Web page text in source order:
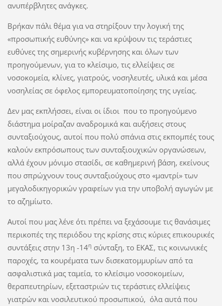
ανυπέρβλητες ανάγκες.
Βρήκαν πάλι θέμα για να στηρίξουν την λογική της
«προσωπικής ευθύνης» και να κρύψουν τις τεράστιες
ευθύνες της σημερινής κυβέρνησης και όλων των
προηγούμενων, για το κλείσιμο, τις ελλείψεις σε
νοσοκομεία, κλίνες, γιατρούς, νοσηλευτές, υλικά και μέσα
νοσηλείας σε όφελος εμπορευματοποίησης της υγείας.
Δεν μας εκπλήσσει, είναι οι ίδιοι που το προηγούμενο
διάστημα μοίραζαν αναδρομικά και αυξήσεις στους
συνταξιούχους, αυτοί που πολύ σπάνια στις εκπομπές τους
καλούν εκπρόσωπους των συνταξιουχικών οργανώσεων,
αλλά έχουν μόνιμο στασίδι, σε καθημερινή βάση, εκείνους
που σπρώχνουν τους συνταξιούχους στο «μαντρί» των
μεγαλοδικηγορικών γραφείων για την υποβολή αγωγών με
το αζημίωτο.
Αυτοί που μας λένε ότι πρέπει να ξεχάσουμε τις θανάσιμες
περικοπές της περιόδου της κρίσης στις κύριες επικουρικές
συντάξεις στην 13η -14η σύνταξη, το ΕΚΑΣ, τις κοινωνικές
παροχές, τα κουρέματα των δισεκατομμυρίων από τα
ασφαλιστικά μας ταμεία, το κλείσιμο νοσοκομείων,
θεραπευτηρίων, εξεταστριών τις τεράστιες ελλείψεις
γιατρών και νοσιλευτικού προσωπικού, όλα αυτά που